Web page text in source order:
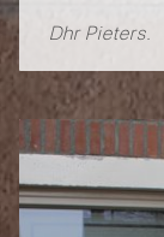
Dhr Pieters.